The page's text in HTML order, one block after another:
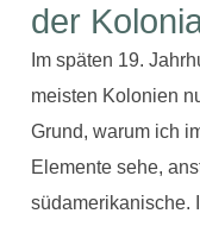
der
Im späten 19.
meisten Kolonien
Grund, warum ich
Elemente sehe,
südamerikanische.